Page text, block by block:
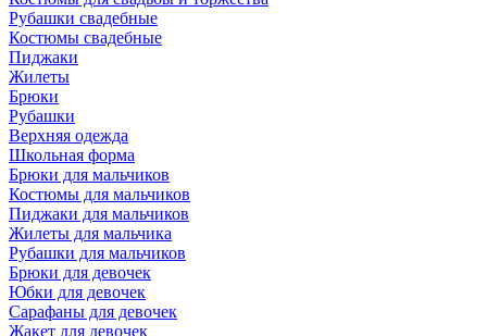
Рубашки свадебные
Костюмы свадебные
Пиджаки
Жилеты
Брюки
Рубашки
Верхняя одежда
Школьная форма
Брюки для мальчиков
Костюмы для мальчиков
Пиджаки для мальчиков
Жилеты для мальчика
Рубашки для мальчиков
Брюки для девочек
Юбки для девочек
Сарафаны для девочек
Жакет для девочек